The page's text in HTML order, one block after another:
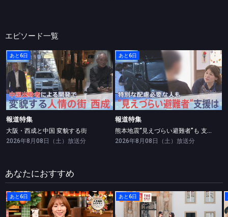
エピソード一覧
あと6日
報道特集
大阪・西成と中国 変貌する街
報道特集
大阪・西成と中国 変貌する街
2026年8月08日（土）放送分
あと6日
報道特集
熊本地震“見えづらい避難者”も 支援は？
報道特集
熊本地震“見えづらい避難者”も 支援は？
2026年8月08日（土）放送分
あなたにおすすめ
あと6日 あと6日